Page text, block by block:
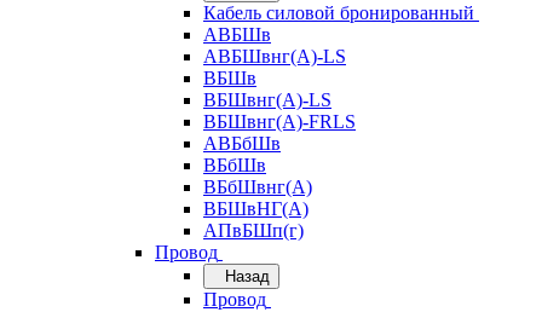
Кабель силовой бронированный
АВБШв
АВБШвнг(А)-LS
ВБШв
ВБШвнг(А)-LS
ВБШвнг(А)-FRLS
АВБбШв
ВБбШв
ВБбШвнг(А)
ВБШвНГ(А)
АПвБШп(г)
Провод
Назад
Провод